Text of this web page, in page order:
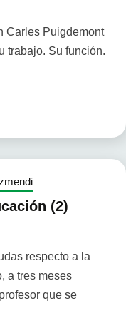
Carles Puigdemont
trabajo. Su función.
(2)
respecto a la
a tres meses
que se